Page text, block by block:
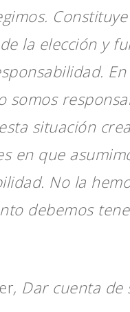
la elección y
En
somos
situación
en que
No la
debemos
, Dar cuenta de